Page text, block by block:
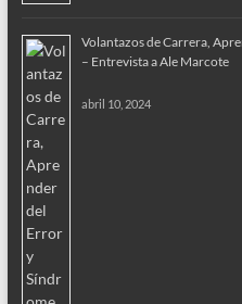
Volantazos de Carrera,
– Entrevista a Ale Marcote
abril 10, 2024